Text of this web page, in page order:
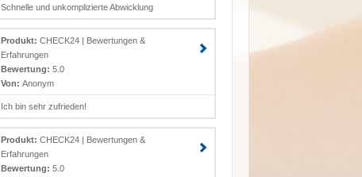
Schnelle und unkomplizierte Abwicklung
Produkt: CHECK24 | Bewertungen &
Erfahrungen
Bewertung: 5.0
Von: Anonym
Ich bin sehr zufrieden!
Produkt: CHECK24 | Bewertungen &
Erfahrungen
Bewertung: 5.0